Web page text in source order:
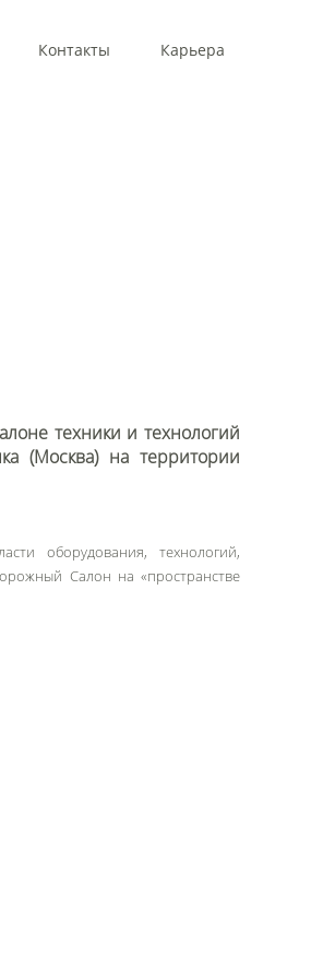
Контакты Карьера
техники и технологий
(Москва) на территории
оборудования, технологий,
Салон на «пространстве